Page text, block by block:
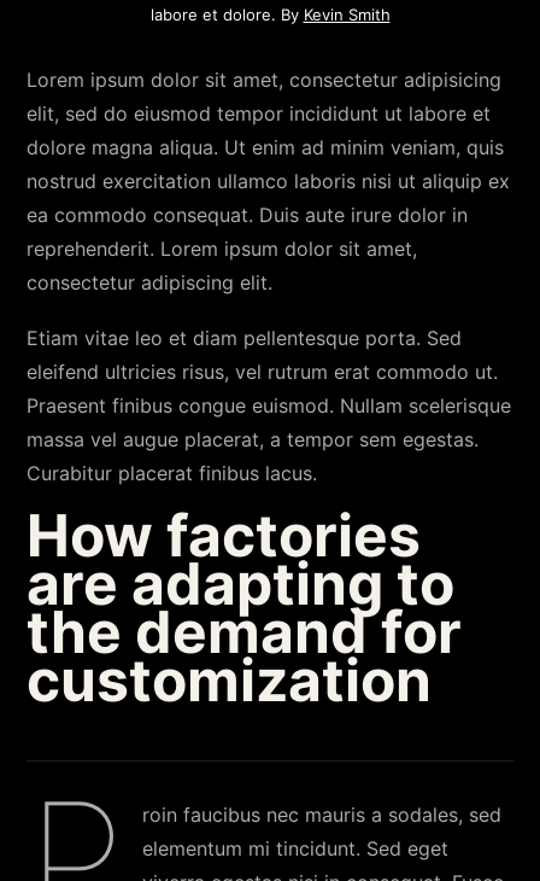
labore et dolore. By Kevin Smith
Lorem ipsum dolor sit amet, consectetur adipisicing
elit, sed do eiusmod tempor incididunt ut labore et
dolore magna aliqua. Ut enim ad minim veniam, quis
nostrud exercitation ullamco laboris nisi ut aliquip ex
ea commodo consequat. Duis aute irure dolor in
reprehenderit. Lorem ipsum dolor sit amet,
consectetur adipiscing elit.
Etiam vitae leo et diam pellentesque porta. Sed
eleifend ultricies risus, vel rutrum erat commodo ut.
Praesent finibus congue euismod. Nullam scelerisque
massa vel augue placerat, a tempor sem egestas.
Curabitur placerat finibus lacus.
How factories
are adapting to
the demand for
customization
roin faucibus nec mauris a sodales, sed
elementum mi tincidunt. Sed eget